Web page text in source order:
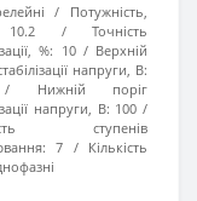
Потужність,
10.2
Точність
%:
10
Верхній
напруги, В:
Нижній поріг
напруги, В: 100
ступенів
7
Кількість